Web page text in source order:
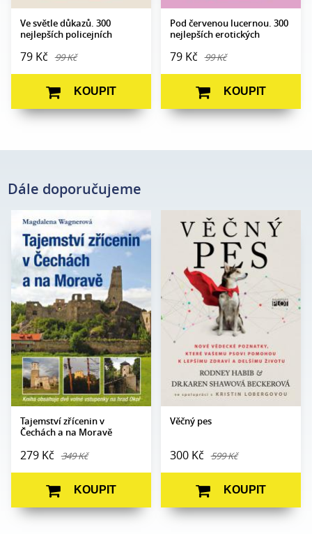
Ve světle důkazů. 300
nejlepších policejních
79 Kč 99 Kč
KOUPIT
Pod červenou lucernou. 300
nejlepších erotických
79 Kč 99 Kč
KOUPIT
Dále doporučujeme
Tajemství zřícenin v
Čechách a na Moravě
279 Kč 349 Kč
Autor:
Magdalena
Wagnerová
Edice:
mimo edice
Počet stran:
200
Formát:
160 x 230
Vazba:
V8a (pevná)
Obrazová
část:
Barevné fotografie
Datum
vydání:
27. 10. 2011
KOUPIT
Věčný pes
300 Kč 599 Kč
Rodney Habib, Dr. Karen
Shawová Beckerová
Edice:
Edukace
Počet
stran:
408
Formát:
165 x 237
Vazba:
V8a (pevná)
Datum
vydání:
28. 5. 2024
KOUPIT